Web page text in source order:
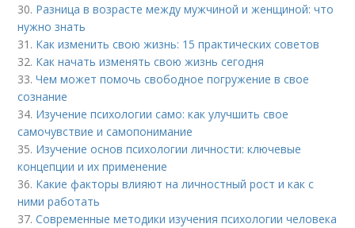
30. Разница в возрасте между мужчиной и женщиной: что
нужно знать
31. Как изменить свою жизнь: 15 практических советов
32. Как начать изменять свою жизнь сегодня
33.Чем может помочь свободное погружение в свое
сознание
34. Изучение психологии само: как улучшить свое
самочувствие и самопонимание
35. Изучение основ психологии личности: ключевые
концепции и их применение
36. Какие факторы влияют на личностный рост и как с
ними работать
37.Современные методики изучения психологии человека